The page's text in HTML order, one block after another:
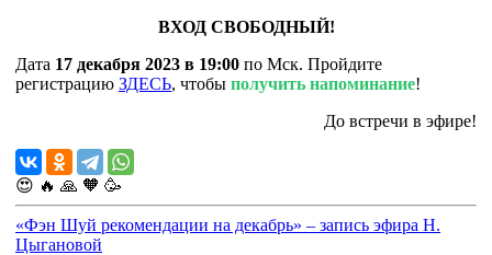
ВХОД СВОБОДНЫЙ!
Дата 17 декабря 2023 в 19:00 по Мск. Пройдите
регистрацию ЗДЕСЬ, чтобы получить напоминание!
До встречи в эфире!
😍 🔥 🙏 🧡 🥳
«Фэн Шуй рекомендации на декабрь» – запись эфира Н.
Цыгановой